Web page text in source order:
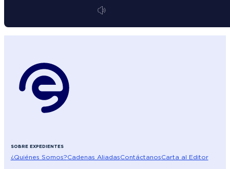
SOBRE EXPEDIENTES
¿Quiénes Somos?Cadenas AliadasContáctanosCarta al Editor